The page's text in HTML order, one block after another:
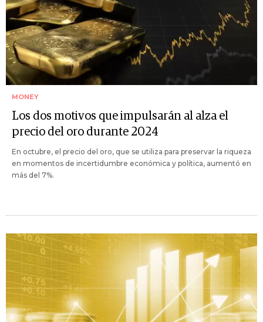
MONEY
Los dos motivos que impulsarán al alza el
precio del oro durante 2024
En octubre, el precio del oro, que se utiliza para preservar la riqueza
en momentos de incertidumbre económica y política, aumentó en
más del 7%.